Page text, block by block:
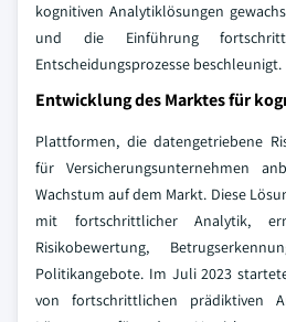
kognitiven Analytiklösungen
und die Einführung
Entscheidungsprozesse beschleunigt.
Entwicklung des Marktes für
Plattformen, die datengetriebene
für Versicherungsunternehmen
Wachstum auf dem Markt. Diese
mit fortschrittlicher Analytik,
Risikobewertung,
Politikangebote. Im Juli 2023
von fortschrittlichen prädiktiven